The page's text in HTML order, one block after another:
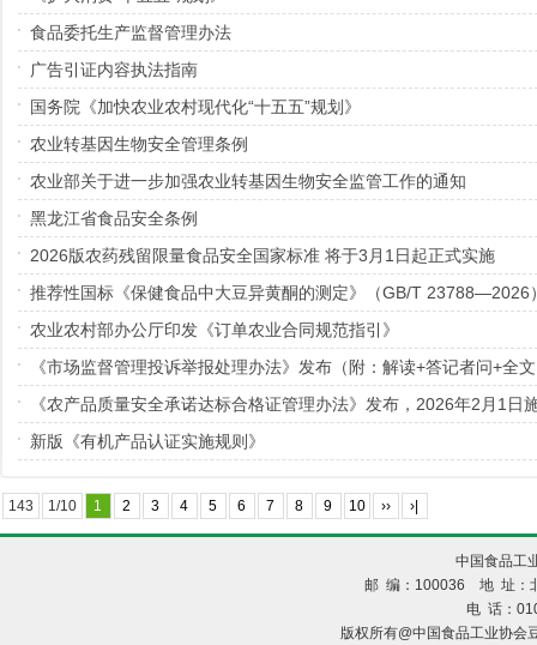
食品委托生产监督管理办法
广告引证内容执法指南
国务院《加快农业农村现代化“十五五”规划》
农业转基因生物安全管理条例
农业部关于进一步加强农业转基因生物安全监管工作的通知
黑龙江省食品安全条例
2026版农药残留限量食品安全国家标准 将于3月1日起正式实施
推荐性国标《保健食品中大豆异黄酮的测定》（GB/T 23788—2026
农业农村部办公厅印发《订单农业合同规范指引》
《市场监督管理投诉举报处理办法》发布（附：解读+答记者问+全
《农产品质量安全承诺达标合格证管理办法》发布，2026年2月1日
新版《有机产品认证实施规则》
143 1/10 1 2 3 4 5 6 7 8 9 10 ›› ›|
中国食品工
邮 编：100036 地 址：
电 话：
版权所有@中国食品工业协